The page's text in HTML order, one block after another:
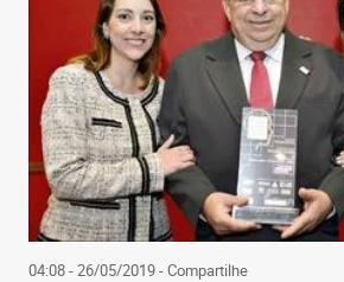
04:08 - 26/05/2019- Compartilhe